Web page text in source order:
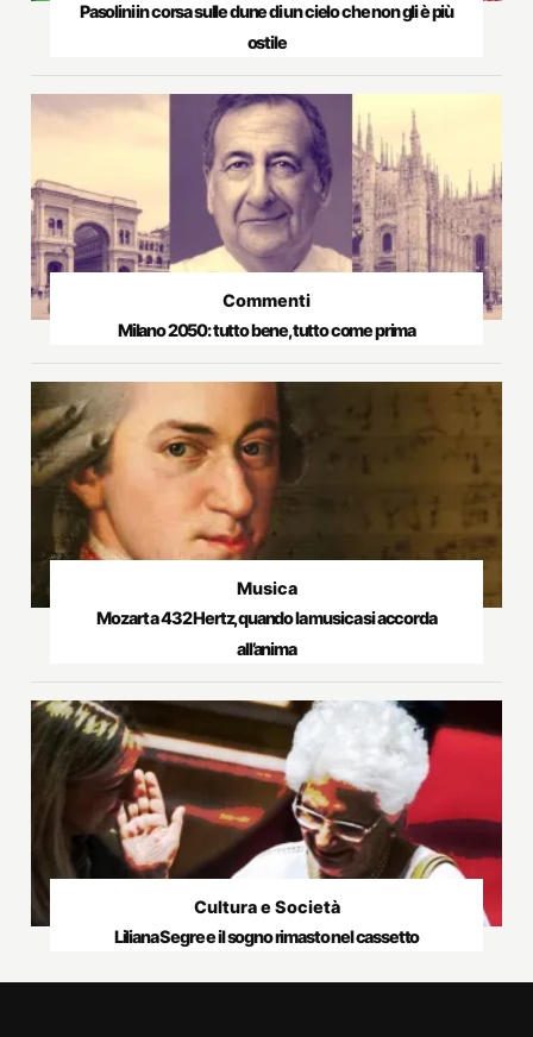
Pasolini in corsa sulle dune di un cielo che non gli è più
ostile
Commenti
Milano 2050: tutto bene, tutto come prima
Musica
Mozart a 432 Hertz, quando la musica si accorda
all’anima
Cultura e Società
Liliana Segre e il sogno rimasto nel cassetto